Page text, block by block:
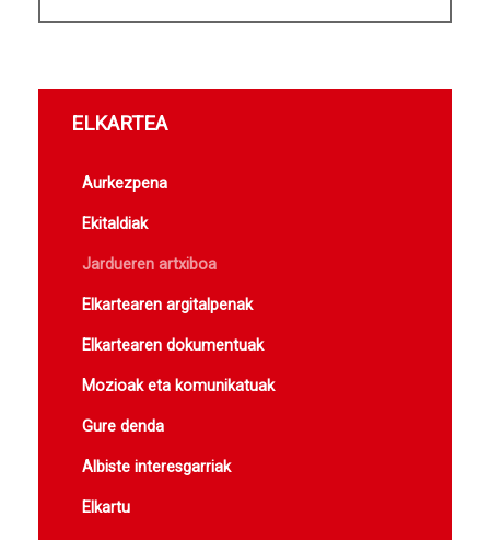
ELKARTEA
Aurkezpena
Ekitaldiak
Jardueren artxiboa
Elkartearen argitalpenak
Elkartearen dokumentuak
Mozioak eta komunikatuak
Gure denda
Albiste interesgarriak
Elkartu